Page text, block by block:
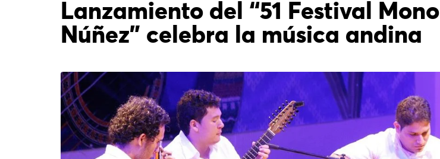
Lanzamiento del “51 Festival Mono
Núñez” celebra la música andina